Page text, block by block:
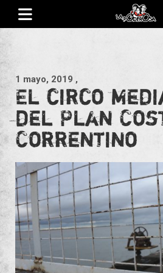
Saltar
contenido
Poderosa.
1 mayo, 2019 ,
El circo
del Plan
Correntino